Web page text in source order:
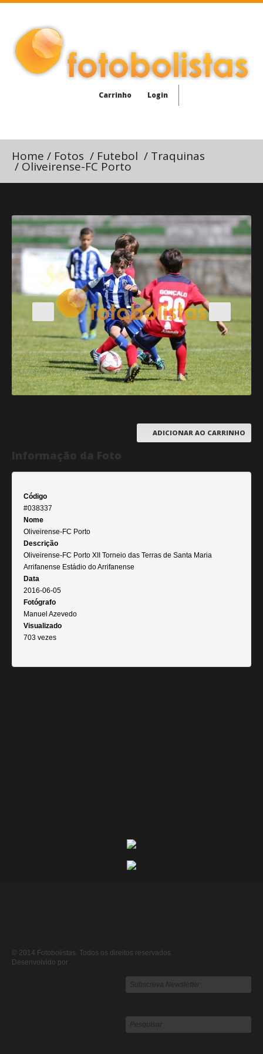
Carrinho Login
Home / Fotos / Futebol / Traquinas
/ Oliveirense-FC Porto
ADICIONAR AO CARRINHO
Código
#038337
Nome
Oliveirense-FC Porto
Descrição
Oliveirense-FC Porto XII Torneio das Terras de Santa Maria
Arrifanense Estádio do Arrifanense
Data
2016-06-05
Fotógrafo
Manuel Azevedo
Visualizado
703 vezes
© 2014 Fotobolistas. Todos os direitos reservados.
Desenvolvido por